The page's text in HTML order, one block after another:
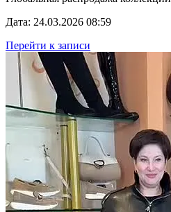
Дата: 24.03.2026 08:59
Перейти к записи